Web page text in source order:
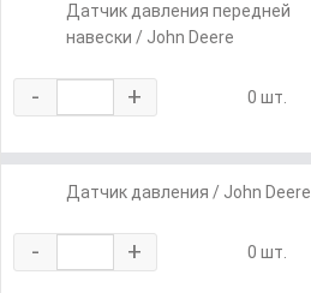
Датчик давления передней
навески / John Deere
- + 0 шт.
Датчик давления / John Deere
- + 0 шт.